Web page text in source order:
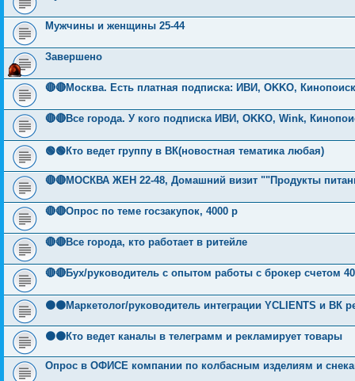
Мужчины и женщины 25-44
Завершено
🔴🔴Москва. Есть платная подписка: ИВИ, OKKO,
🔴🔴Все города. У кого подписка ИВИ, OKKO, Wink,
🟢🟢Кто ведет группу в ВК(новостная тематика любая)
🔴🔴МОСКВА ЖЕН 22-48, Домашний визит ""Продукты
🔴🔴Опрос по теме госзакупок, 4000 р
🔴🔴Все города, кто работает в ритейле
🔴🔴Бух/руководитель с опытом работы с брокер счетом
🟠🟠Маркетолог/руководитель интеграции YCLIENTS и ВК
🟠🟠Кто ведет каналы в телеграмм и рекламирует товары
Опрос в ОФИСЕ компании по колбасным изделиям и